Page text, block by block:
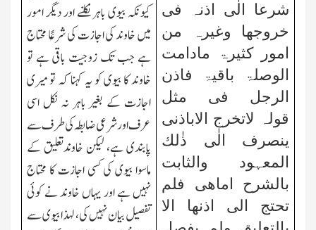
شرعا الٰی اذنہ فی
خروجھا وغیرہ من
امور کثیرۃ مادامت
الوصلۃ باقیۃ فاذن
الرجل فی مثل
قولہ لاتخرج الاباذنی
ینصرف الٰی ذٰلك
المعہود والثابت
بالشرح اماھی فلم
تحتج الی اذنھا الا
کیونکہ بیوی باہر نکلنے اور دیگر امور
میں خاوند کی اجازت کی شرعًا محتاج
ہے جب تك زوجیت باقی ہے تو
خاوند کا بیوی کو یہ کہنا کہ تو میری
اجازت کے بغیر باہر نہ نکل اسی
عرف اور شرعی ضابطہ کی طرف سے
پابندی ہے، لیکن خاوندتعلیق کے
ماسوا بیوی کی کسی اجازت کا محتاج
نہیں ہے اور یہاں خاوند نے کوئی
تفصیل بیان نہیںکی، لہذا بیوی سے